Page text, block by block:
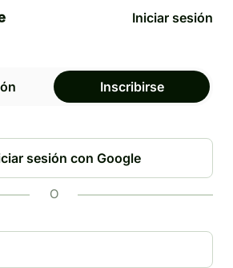
Iniciar sesión
Inscribirse
sesión con Google
O